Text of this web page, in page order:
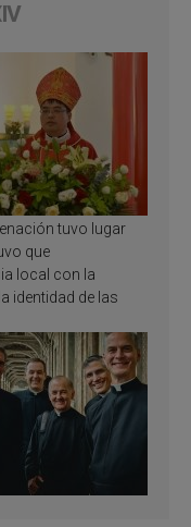
tuvo lugar
que
local con la
identidad de las